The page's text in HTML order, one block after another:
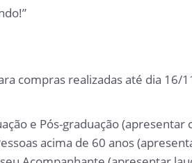
compras realizadas até dia 16/
e Pós-graduação
acima de 60 anos